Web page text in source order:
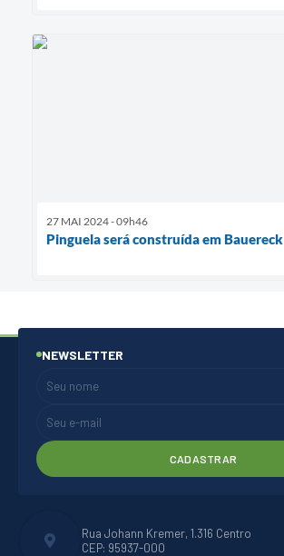
27 MAI 2024 - 09h46
Pinguela será construída em Bauereck
Rua Johann Kremer, 1.316 Centro
CEP: 95937-000
NEWSLETTER
CADASTRAR